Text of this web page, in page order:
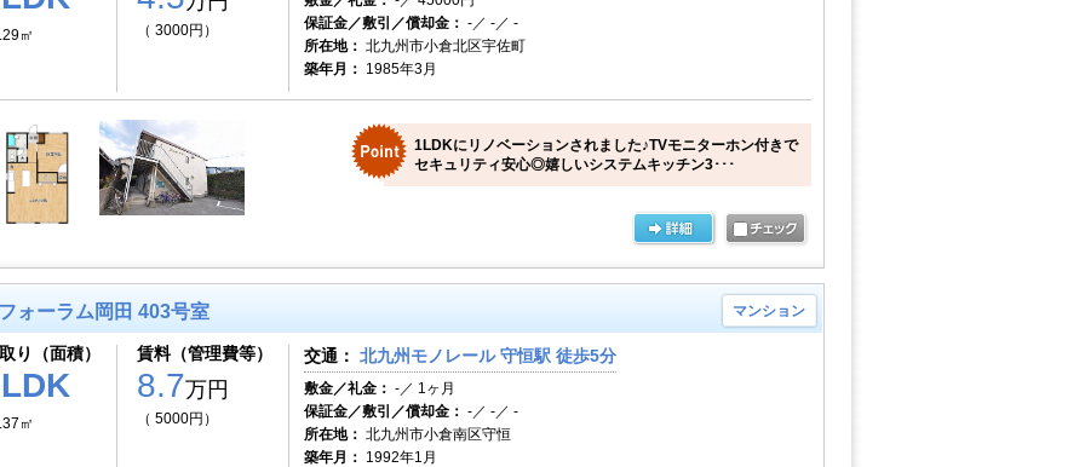
㎡ （ 3000円）
保証金／敷引／償却金： -／ -／ -
所在地： 北九州市小倉北区宇佐町
築年月： 1985年3月
1LDKにリノベーションされました♪TVモニターホン付きで
セキュリティ安心◎嬉しいシステムキッチン3･･･
ォーラム岡田 403号室 マンション
り（面積）
㎡
賃料（管理費等）
8.7万円
（ 5000円）
交通： 北九州モノレール 守恒駅 徒歩5分
敷金／礼金： -／ 1ヶ月
保証金／敷引／償却金： -／ -／ -
所在地： 北九州市小倉南区守恒
築年月： 1992年1月